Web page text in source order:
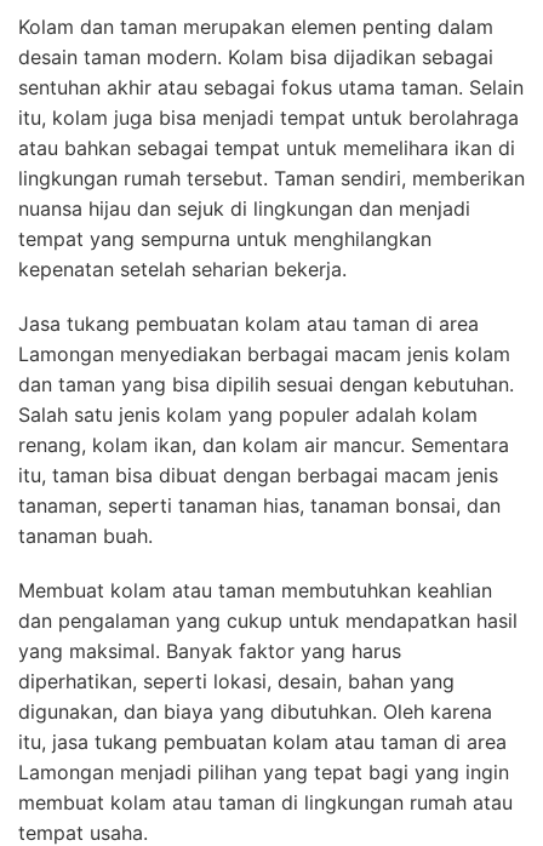
Kolam dan taman merupakan elemen penting dalam
desain taman modern. Kolam bisa dijadikan sebagai
sentuhan akhir atau sebagai fokus utama taman. Selain
itu, kolam juga bisa menjadi tempat untuk berolahraga
atau bahkan sebagai tempat untuk memelihara ikan di
lingkungan rumah tersebut. Taman sendiri, memberikan
nuansa hijau dan sejuk di lingkungan dan menjadi
tempat yang sempurna untuk menghilangkan
kepenatan setelah seharian bekerja.
Jasa tukang pembuatan kolam atau taman di area
Lamongan menyediakan berbagai macam jenis kolam
dan taman yang bisa dipilih sesuai dengan kebutuhan.
Salah satu jenis kolam yang populer adalah kolam
renang, kolam ikan, dan kolam air mancur. Sementara
itu, taman bisa dibuat dengan berbagai macam jenis
tanaman, seperti tanaman hias, tanaman bonsai, dan
tanaman buah.
Membuat kolam atau taman membutuhkan keahlian
dan pengalaman yang cukup untuk mendapatkan hasil
yang maksimal. Banyak faktor yang harus
diperhatikan, seperti lokasi, desain, bahan yang
digunakan, dan biaya yang dibutuhkan. Oleh karena
itu, jasa tukang pembuatan kolam atau taman di area
Lamongan menjadi pilihan yang tepat bagi yang ingin
membuat kolam atau taman di lingkungan rumah atau
tempat usaha.